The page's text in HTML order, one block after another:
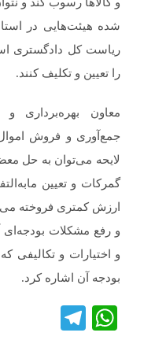
شده هیئت‌هایی در
ریاست کل دادگستری
را تعیین و تکلیف کنند.
معاون بهره‌برداری
جمع‌آوری و فروش اموال
لایحه می‌توان به حل
گمرکات و تعیین
ارزش کمتری فروخته
و رفع مشکلات
و اختیارات و تکالیفی
بودجه آن اشاره کرد.
WhatsApp